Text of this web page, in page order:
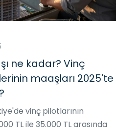
ne kadar? Vinç
maaşları 2025'te
vinç pilotlarının
TL ile 35.000 TL arasında